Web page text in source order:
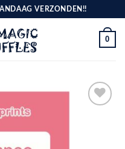
VERZONDEN!!
0